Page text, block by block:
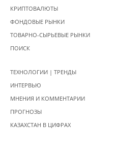
КРИПТОВАЛЮТЫ
ФОНДОВЫЕ РЫНКИ
ТОВАРНО-СЫРЬЕВЫЕ РЫНКИ
ПОИСК
ТЕХНОЛОГИИ | ТРЕНДЫ
ИНТЕРВЬЮ
МНЕНИЯ И КОММЕНТАРИИ
ПРОГНОЗЫ
КАЗАХСТАН В ЦИФРАХ